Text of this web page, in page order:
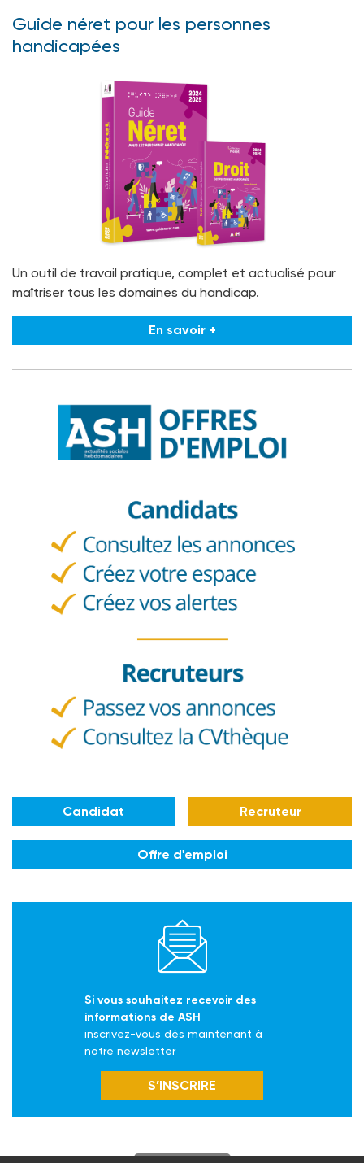
Guide néret pour les personnes
handicapées
Un outil de travail pratique, complet et actualisé pour
maîtriser tous les domaines du handicap.
En savoir +
Candidat Recruteur
Offre d'emploi
Si vous souhaitez recevoir des
informations de ASH
inscrivez-vous dès maintenant à
notre newsletter
S’INSCRIRE